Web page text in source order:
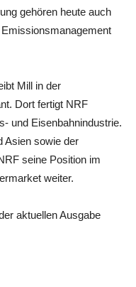
gehören heute auch
Mill in der
Dort fertigt NRF
und Eisenbahnindustrie.
Asien sowie der
seine Position im
weiter.
aktuellen Ausgabe